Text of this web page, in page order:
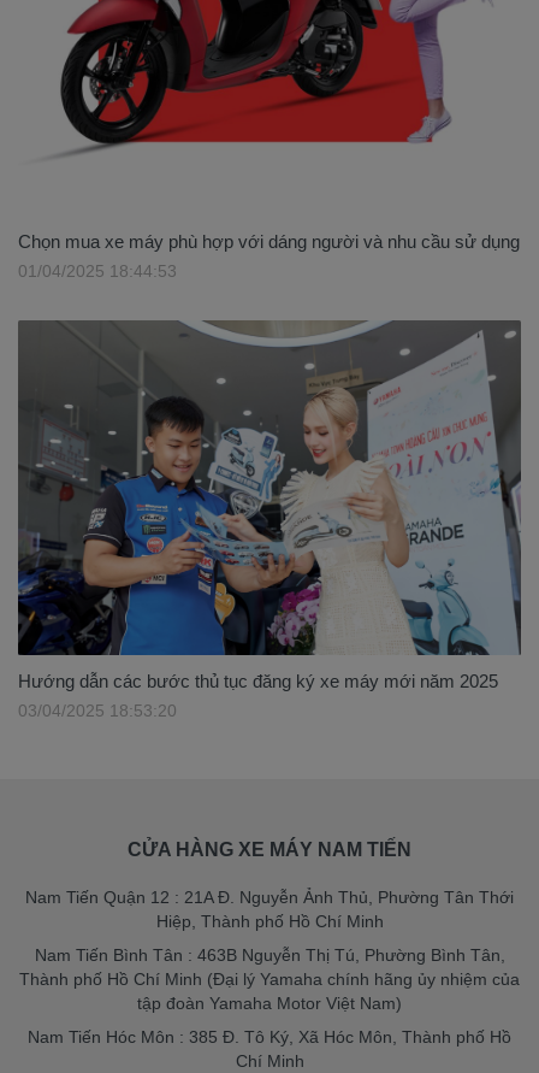
Chọn mua xe máy phù hợp với dáng người và nhu cầu sử dụng
01/04/2025 18:44:53
Hướng dẫn các bước thủ tục đăng ký xe máy mới năm 2025
03/04/2025 18:53:20
CỬA HÀNG XE MÁY NAM TIẾN
Nam Tiến Quận 12 : 21A Đ. Nguyễn Ảnh Thủ, Phường Tân Thới
Hiệp, Thành phố Hồ Chí Minh
Nam Tiến Bình Tân : 463B Nguyễn Thị Tú, Phường Bình Tân,
Thành phố Hồ Chí Minh (Đại lý Yamaha chính hãng ủy nhiệm của
tập đoàn Yamaha Motor Việt Nam)
Nam Tiến Hóc Môn : 385 Đ. Tô Ký, Xã Hóc Môn, Thành phố Hồ
Chí Minh